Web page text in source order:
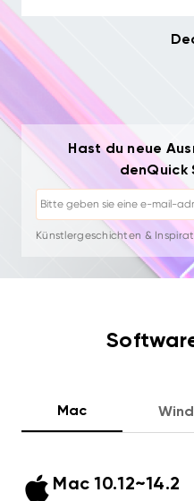
Hast du neue
denQuick
Abmelden: Jederzeit mit
Zeichen-Tutorials
Tipps & Fehlerbehebung
Neue Produkte & Angebote
Künstlergeschichten &
1–2 E-Mails/Monat, niemals
Deine E-Mail wird nur für
Mac
Mac 10.12~14.2